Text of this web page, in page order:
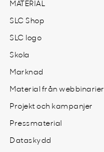
MATERIAL
SLC Shop
SLC logo
Skola
Marknad
Material från webbinarier
Projekt och kampanjer
Pressmaterial
Dataskydd